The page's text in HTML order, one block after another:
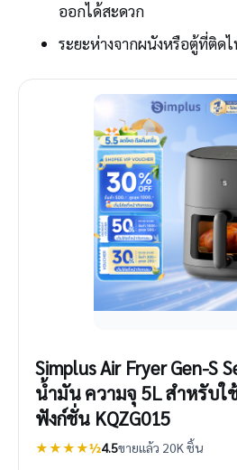
ออกได้สะดวก
ระยะห่างจากผนังหรือตู้ที่ติด
Simplus Air Fryer Gen-S
น้ำมัน ความจุ 5L สำหรับใ
ฟังก์ชั่น KQZG015
★★★★½4.5ขายแล้ว 20K ชิ้น